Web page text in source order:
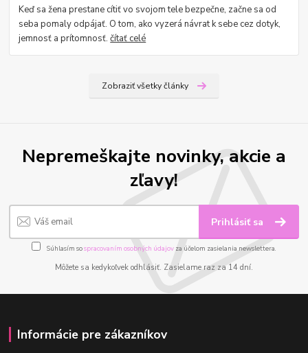
Keď sa žena prestane cítiť vo svojom tele bezpečne, začne sa od
seba pomaly odpájať. O tom, ako vyzerá návrat k sebe cez dotyk,
jemnosť a prítomnosť.čítať celé
Zobraziť všetky články
Nepremeškajte novinky, akcie a
zľavy!
Prihlásiť sa
Súhlasím sospracovaním osobných údajov za účelom zasielania newslettera.
Môžete sa kedykoľvek odhlásiť. Zasielame raz za 14 dní.
Informácie pre zákazníkov